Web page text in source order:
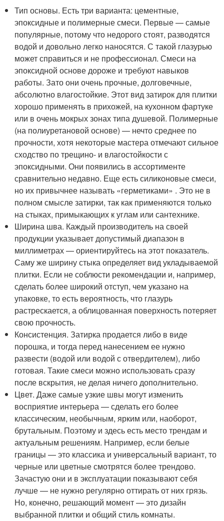
Тип основы. Есть три варианта: цементные,
эпоксидные и полимерные смеси. Первые — самые
популярные, потому что недорого стоят, разводятся
водой и довольно легко наносятся. С такой глазурью
может справиться и не профессионал. Смеси на
эпоксидной основе дороже и требуют навыков
работы. Зато они очень прочные, долговечные,
абсолютно влагостойкие. Этот вид затирок для плитки
хорошо применять в прихожей, на кухонном фартуке
или в очень мокрых зонах типа душевой. Полимерные
(на полиуретановой основе) — нечто среднее по
прочности, хотя некоторые мастера отмечают сильное
сходство по трещино- и влагостойкости с
эпоксидными. Они появились в ассортименте
сравнительно недавно. Еще есть силиконовые смеси,
но их привычнее называть «герметиками» . Это не в
полном смысле затирки, так как применяются только
на стыках, примыкающих к углам или сантехнике.
Ширина шва. Каждый производитель на своей
продукции указывает допустимый диапазон в
миллиметрах — ориентируйтесь на этот показатель.
Саму же ширину стыка определяет вид укладываемой
плитки. Если не соблюсти рекомендации и, например,
сделать более широкий отступ, чем указано на
упаковке, то есть вероятность, что глазурь
растрескается, а облицованная поверхность потеряет
свою прочность.
Консистенция. Затирка продается либо в виде
порошка, и тогда перед нанесением ее нужно
развести (водой или водой с отвердителем), либо
готовая. Такие смеси можно использовать сразу
после вскрытия, не делая ничего дополнительно.
Цвет. Даже самые узкие швы могут изменить
восприятие интерьера — сделать его более
классическим, необычным, ярким или, наоборот,
брутальным. Поэтому и здесь есть место трендам и
актуальным решениям. Например, если белые
границы — это классика и универсальный вариант, то
черные или цветные смотрятся более трендово.
Зачастую они и в эксплуатации показывают себя
лучше — не нужно регулярно оттирать от них грязь.
Но, конечно, решающий момент — это дизайн
выбранной плитки и общий стиль комнаты.